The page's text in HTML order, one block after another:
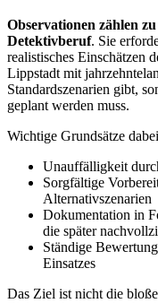
Observationen zählen
Detektivberuf. Sie
realistisches Einschätzen
Lippstadt mit
Standardszenarien gibt,
geplant werden muss.
Wichtige Grundsätze
Unauffälligkeit
Sorgfältige
Alternativszenarien
Dokumentation in
die später
Ständige
Einsatzes
Das Ziel ist nicht die